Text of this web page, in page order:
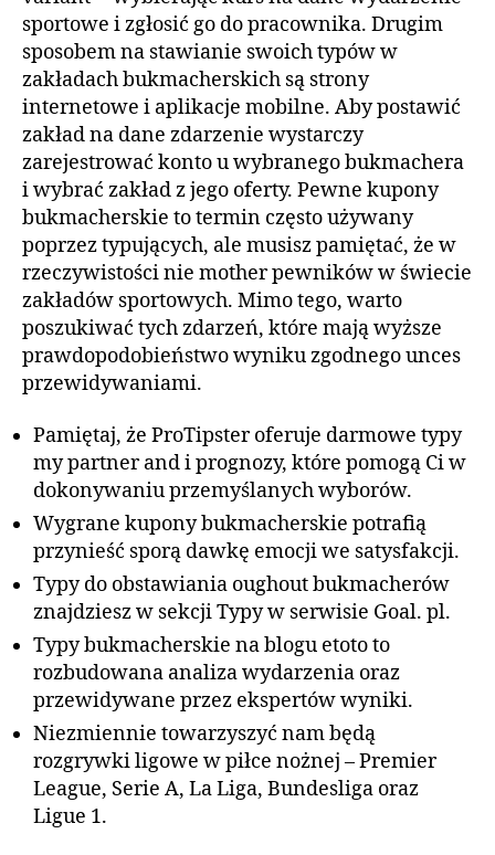
sportowe i zgłosić go do pracownika. Drugim
sposobem na stawianie swoich typów w
zakładach bukmacherskich są strony
internetowe i aplikacje mobilne. Aby postawić
zakład na dane zdarzenie wystarczy
zarejestrować konto u wybranego bukmachera
i wybrać zakład z jego oferty. Pewne kupony
bukmacherskie to termin często używany
poprzez typujących, ale musisz pamiętać, że w
rzeczywistości nie mother pewników w świecie
zakładów sportowych. Mimo tego, warto
poszukiwać tych zdarzeń, które mają wyższe
prawdopodobieństwo wyniku zgodnego unces
przewidywaniami.
Pamiętaj, że ProTipster oferuje darmowe typy
my partner and i prognozy, które pomogą Ci w
dokonywaniu przemyślanych wyborów.
Wygrane kupony bukmacherskie potrafią
przynieść sporą dawkę emocji we satysfakcji.
Typy do obstawiania oughout bukmacherów
znajdziesz w sekcji Typy w serwisie Goal. pl.
Typy bukmacherskie na blogu etoto to
rozbudowana analiza wydarzenia oraz
przewidywane przez ekspertów wyniki.
Niezmiennie towarzyszyć nam będą
rozgrywki ligowe w piłce nożnej – Premier
League, Serie A, La Liga, Bundesliga oraz
Ligue 1.